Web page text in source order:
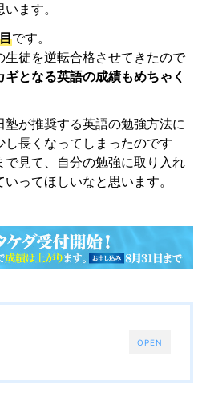
ます。
です。
徒を逆転合格させてきたので
ギとなる英語の成績もめちゃく
が推奨する英語の勉強方法に
長くなってしまったのです
見て、自分の勉強に取り入れ
ってほしいなと思います。
OPEN